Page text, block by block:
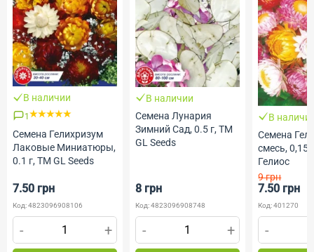
В наличии
1
Семена Гелихризум
Лаковые Миниатюры,
0.1 г, ТМ GL Seeds
7.50 грн
Код: 4823096908106
- +
В наличии
Семена Лунария
Зимний Сад, 0.5 г, ТМ
GL Seeds
8 грн
Код: 4823096908748
- +
В
Семена
смесь, 0,15
Гелиос
9 грн
7.50 грн
Код: 401270
-